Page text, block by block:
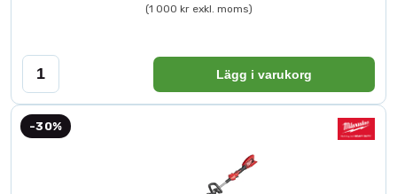
(1 000 kr exkl. moms)
Lägg i varukorg
-30%